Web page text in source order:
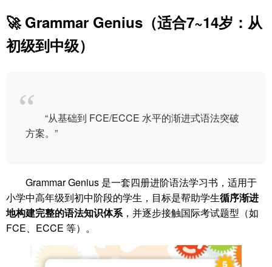
🚀 Grammar Genius（适合7~14岁：从
初级到中级）
“从基础到 FCE/ECCE 水平的渐进式语法突破
方案。”
Grammar Genius 是一套四册进阶语法学习书，适用于
小学中高年级到初中阶段的学生，目标是帮助学生循序渐进
地构建完整的语法知识体系，并逐步接触国际考试题型（如
FCE、ECCE 等）。